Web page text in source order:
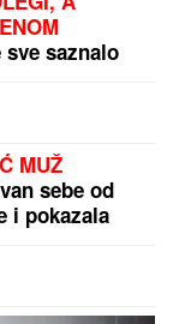
sve saznalo
MUŽ
sebe od
i pokazala